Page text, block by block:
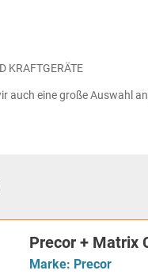
KRAFTGERÄTE
auch eine große Auswahl
Precor + Matrix
Marke: Precor